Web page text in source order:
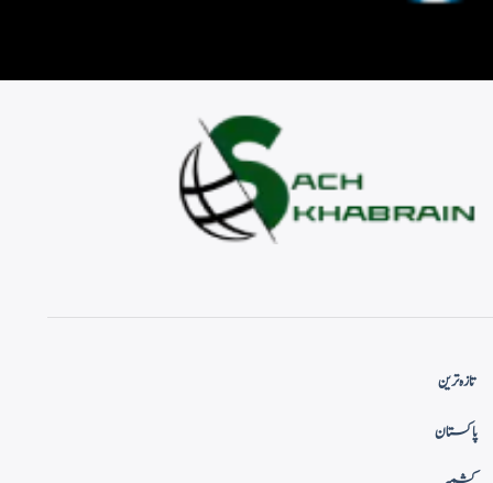
تازہ ترین
پاکستان